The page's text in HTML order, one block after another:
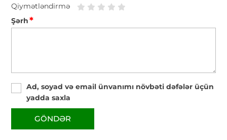
Qiymətləndirmə
Şərh*
Ad, soyad və email ünvanımı növbəti dəfələr üçün
yadda saxla
GÖNDƏR